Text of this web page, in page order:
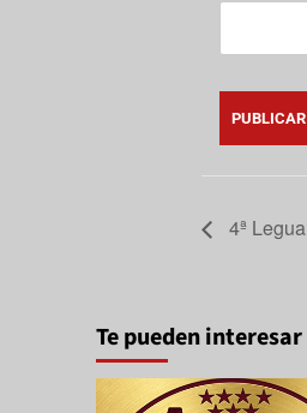
4ª
Te pueden interesar